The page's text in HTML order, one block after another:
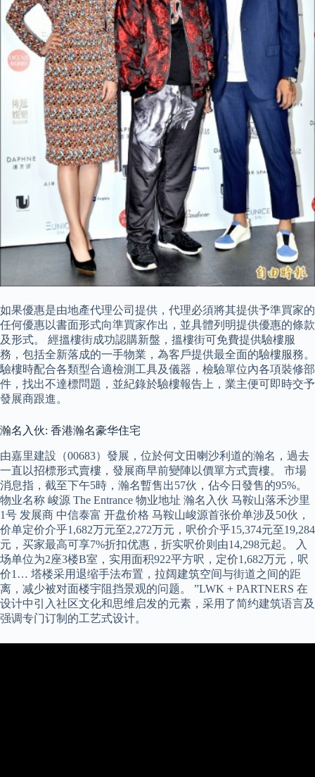
如果優惠是由地產代理公司提供，代理必須將其提供予準買家的
任何優惠以書面形式向準買家作出，並具體列明提供優惠的條款
及形式。 經搵樓街成功認購新盤，搵樓街可免費提供驗樓服
務，包括全新落成的一手物業，為客戶提供最全面的驗樓服務。
驗樓時配合各類型合適檢測工具及儀器，檢驗單位內各項裝修部
件，找出不達標問題，並紀錄於驗樓報告上，業主便可即時交予
發展商跟進。
瀚名入伙: 香港瀚名豪华住宅
由嘉里建設（00683）發展，位於何文田喇沙利道的瀚名，過去
一直以招標形式賣樓，發展商早前變陣以價單方式賣樓。 市場
消息指，截至下午5時，瀚名暫售出57伙，佔今日發售的95%。
物业名称 峻源 The Entrance 物业地址 瀚名入伙 马鞍山落禾沙里
1号 发展商 中信泰富 开盘价格 马鞍山峻源首张价单涉及50伙，
价单定价介乎1,682万元至2,272万元，呎价介乎15,374元至19,284
元，买家最高可享7%折扣优惠，折实呎价则由14,298元起。 入
场单位为2座3楼B室，实用面积922平方呎，定价1,682万元，呎
价1… 塔楼采用退缩手法布置，拉阔建筑空间与街道之间的距
离，减少被对面楼宇阻挡景观的问题。 ”LWK + PARTNERS 在
设计中引入社区文化和思维启发的元素，采用了简约建筑语言及
强调专门订制的工艺式设计。